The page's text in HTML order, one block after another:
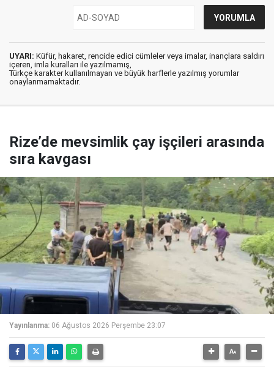
UYARI: Küfür, hakaret, rencide edici cümleler veya imalar, inançlara saldırı
içeren, imla kuralları ile yazılmamış,
Türkçe karakter kullanılmayan ve büyük harflerle yazılmış yorumlar
onaylanmamaktadır.
Rize’de mevsimlik çay işçileri arasında
sıra kavgası
Yayınlanma: 06 Ağustos 2026 Perşembe 23:07